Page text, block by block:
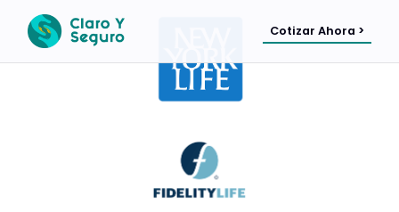
Cotizar Ahora >